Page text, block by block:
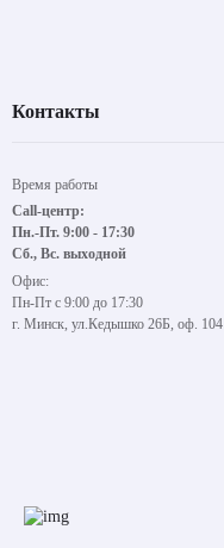
Контакты
Время работы
Call-центр:
Пн.-Пт. 9:00 - 17:30
Сб., Вс. выходной
Офис:
Пн-Пт с 9:00 до 17:30
г. Минск, ул.Кедышко 26Б, оф. 104